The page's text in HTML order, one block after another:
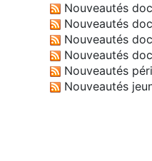
Nouveautés
Nouveautés
Nouveautés
Nouveautés
Nouveautés
Nouveautés